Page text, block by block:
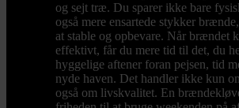
og sejt træ. Du sparer ikke bare
også mere ensartede stykker
at stable og opbevare. Når brændet
effektivt, får du mere tid til det, du
hyggelige aftener foran pejsen, tid
nyde haven. Det handler ikke kun
også om livskvalitet. En